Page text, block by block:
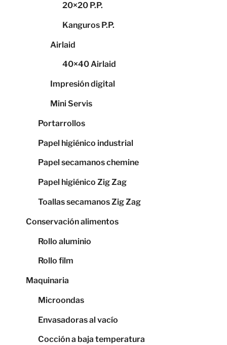
20×20 P.P.
Kanguros P.P.
Airlaid
40×40 Airlaid
Impresión digital
Mini Servis
Portarrollos
Papel higiénico industrial
Papel secamanos chemine
Papel higiénico Zig Zag
Toallas secamanos Zig Zag
Conservación alimentos
Rollo aluminio
Rollo film
Maquinaria
Microondas
Envasadoras al vacío
Cocción a baja temperatura